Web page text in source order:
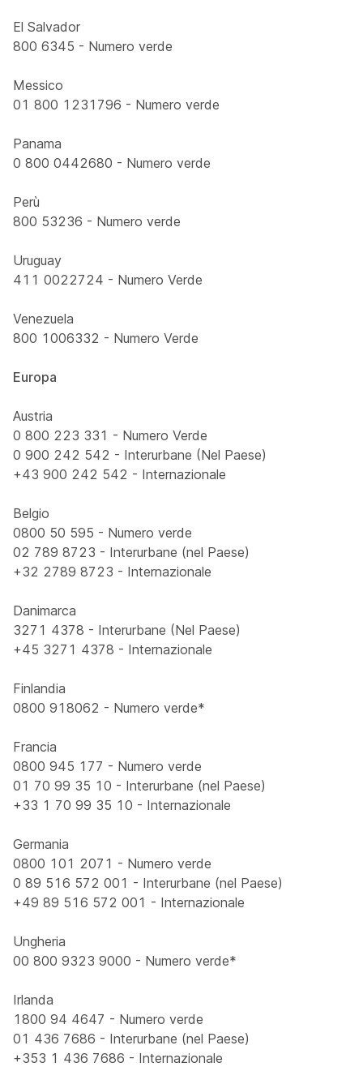
El Salvador
800 6345 - Numero verde
Messico
01 800 1231796 - Numero verde
Panama
0 800 0442680 - Numero verde
Perù
800 53236 - Numero verde
Uruguay
411 0022724 - Numero Verde
Venezuela
800 1006332 - Numero Verde
Europa
Austria
0 800 223 331 - Numero Verde
0 900 242 542 - Interurbane (Nel Paese)
+43 900 242 542 - Internazionale
Belgio
0800 50 595 - Numero verde
02 789 8723 - Interurbane (nel Paese)
+32 2789 8723 - Internazionale
Danimarca
3271 4378 - Interurbane (Nel Paese)
+45 3271 4378 - Internazionale
Finlandia
0800 918062 - Numero verde*
Francia
0800 945 177 - Numero verde
01 70 99 35 10 - Interurbane (nel Paese)
+33 1 70 99 35 10 - Internazionale
Germania
0800 101 2071 - Numero verde
0 89 516 572 001 - Interurbane (nel Paese)
+49 89 516 572 001 - Internazionale
Ungheria
00 800 9323 9000 - Numero verde*
Irlanda
1800 94 4647 - Numero verde
01 436 7686 - Interurbane (nel Paese)
+353 1 436 7686 - Internazionale